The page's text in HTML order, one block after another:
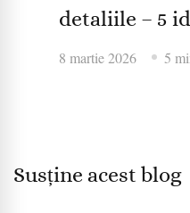
detaliile – 5
8 martie 2026 5
Susține acest blog